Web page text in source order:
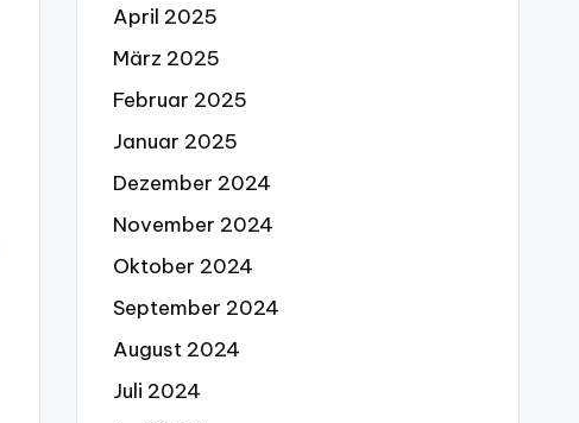
April 2025
März 2025
Februar 2025
Januar 2025
Dezember 2024
November 2024
Oktober 2024
September 2024
August 2024
Juli 2024